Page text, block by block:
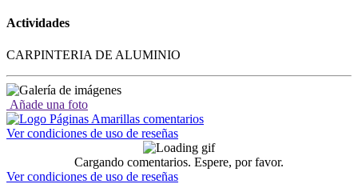
Actividades
CARPINTERIA DE ALUMINIO
Añade una foto
Ver condiciones de uso de reseñas
Cargando comentarios. Espere, por favor.
Ver condiciones de uso de reseñas